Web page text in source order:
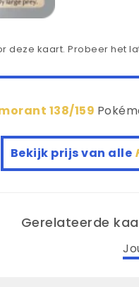
deze kaart. Probeer het
138/159
Bekijk prijs van alle
Gerelateerde